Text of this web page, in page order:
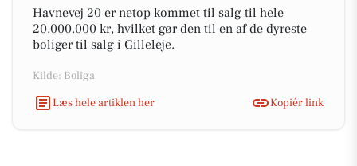
Havnevej 20 er netop kommet til salg til hele
20.000.000 kr, hvilket gør den til en af de dyreste
boliger til salg i Gilleleje.
Kilde: Boliga
Læs hele artiklen her
Kopiér link